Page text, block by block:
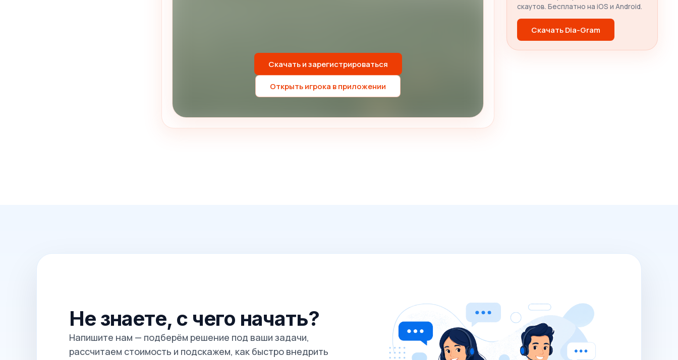
Скачать и зарегистрироваться
Открыть игрока в приложении
скаутов. Бесплатно на iOS и Android.
Скачать Dia-Gram
Не знаете, с чего начать?
Напишите нам — подберём решение под ваши задачи,
рассчитаем стоимость и подскажем, как быстро внедрить